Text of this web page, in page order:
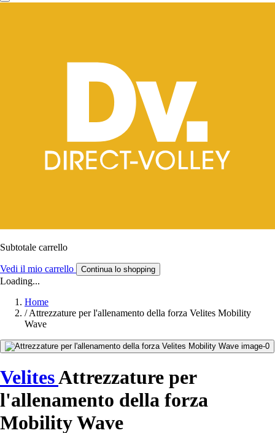
Subtotale carrello
Vedi il mio carrello Continua lo shopping
Loading...
Home
/ Attrezzature per l'allenamento della forza Velites Mobility
Wave
VelitesAttrezzature per
l'allenamento della forza
Mobility Wave